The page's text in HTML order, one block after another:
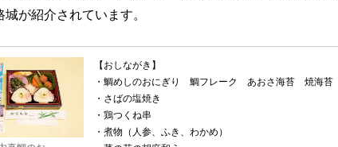
城が紹介されています。
【おしながき】
・鯛めしのおにぎり 鯛フレーク あおさ海苔 焼海苔
・さばの塩焼き
・鶏つくね串
・煮物（人参、ふき、わかめ）